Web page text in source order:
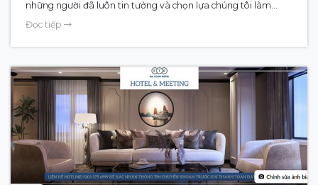
những người đã luôn tin tưởng và chọn lựa chúng tôi làm
(English in below)
Đọc tiếp